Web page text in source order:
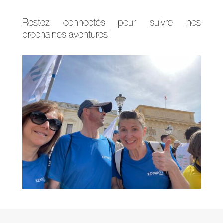
Restez connectés pour suivre nos
prochaines aventures !